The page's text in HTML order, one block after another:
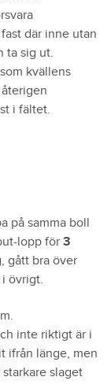
där inne utan
ta sig ut.
kvällens
i fältet.
på samma boll
lopp för 3
gått bra över
övrigt.
inte riktigt är i
ifrån länge, men
slaget